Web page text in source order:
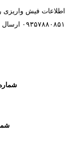
اطلاعات فیش واریزی
۰۹۳۵۷۸۸۰۸۵۱ ارسال فرمایید.
شماره عابر
شماره